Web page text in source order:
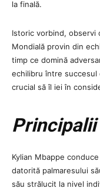
la finală.
Istoric vorbind, observi
Mondială provin din
timp ce domină
echilibru între succesul
crucial să îl iei în
Kylian Mbappe
datorită palmaresului
său strălucit la nivel